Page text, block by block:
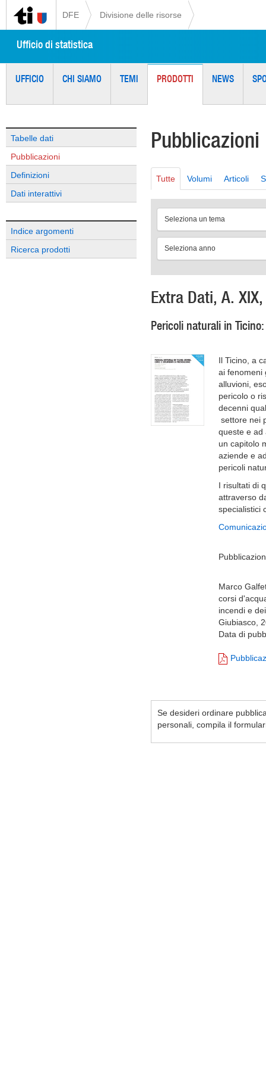
DFE Divisione delle risorse
Ufficio di statistica
UFFICIO CHI SIAMO TEMI PRODOTTI NEWS
Tabelle dati
Pubblicazioni
Definizioni
Dati interattivi
Indice argomenti
Ricerca prodotti
Pubblicazioni
Tutte Volumi Articoli
Seleziona un tema
Seleziona anno
Extra Dati, A.
Pericoli naturali in
Il Ticino, a
ai fenomeni
alluvioni,
pericolo o
decenni
settore nei
queste e ad
un capitolo
aziende e
pericoli
I risultati di
attraverso
specialistici
Marco
corsi
incendi e
Giubiasco,
Data di
Se desideri ordinare
personali, compila il